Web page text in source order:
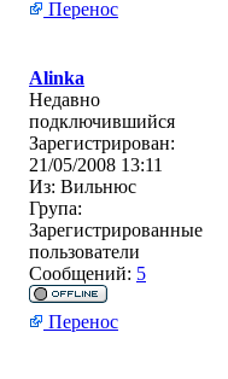
Перенос
Alinka
Недавно
подключившийся
Зарегистрирован:
21/05/2008 13:11
Из: Вильнюс
Група:
Зарегистрированные
пользователи
Сообщений: 5
Перенос